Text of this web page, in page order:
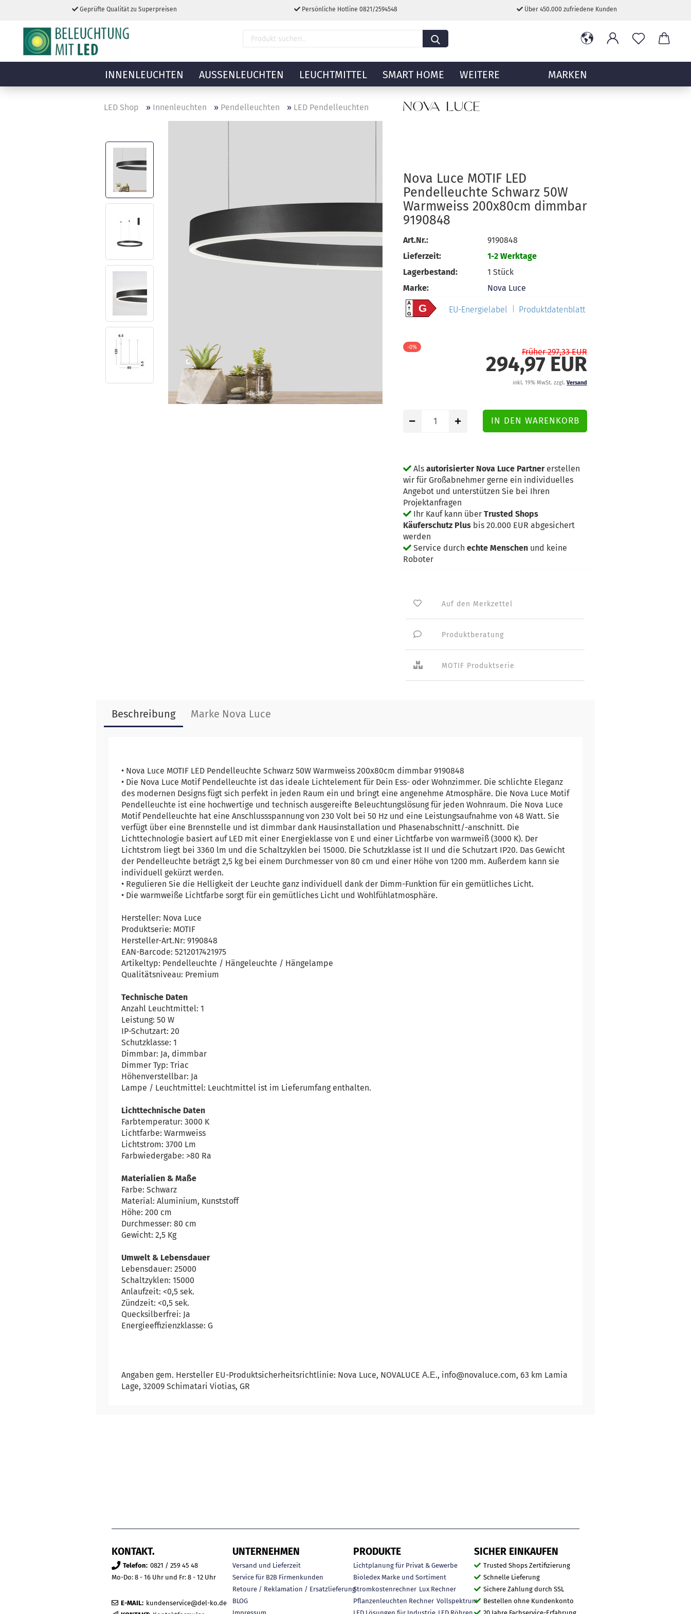
Geprüfte Qualität zu Superpreisen Persönliche Hotline 0821/2594548 Über 450.000 zufriedene Kunden
INNENLEUCHTEN AUSSENLEUCHTEN LEUCHTMITTEL SMART HOME MARKEN
WEITERE
LED Shop » Innenleuchten » Pendelleuchten » LED Pendelleuchten
Nova Luce MOTIF LED
Pendelleuchte Schwarz 50W
Warmweiss 200x80cm dimmbar
9190848
Art.Nr.:
9190848
Lieferzeit:
1-2 Werktage
Lagerbestand:
1Stück
Marke:
Nova Luce
A
GG EU-Energielabel Produktdatenblatt
-0% Früher 297,33 EUR
294,97 EUR
inkl. 19% MwSt. zzgl. Versand
Als autorisierter Nova Luce Partnererstellen
wir für Großabnehmer gerne ein individuelles
Angebot und unterstützen Sie bei Ihren
Projektanfragen
Ihr Kauf kann über Trusted Shops
Käuferschutz Plus bis 20.000 EUR abgesichert
werden
Service durch echte Menschen und keine
Roboter
Auf den Merkzettel
Produktberatung
MOTIF Produktserie
Beschreibung Marke Nova Luce
• Nova Luce MOTIF LED Pendelleuchte Schwarz 50W Warmweiss 200x80cm dimmbar 9190848
• Die Nova Luce Motif Pendelleuchte ist das ideale Lichtelement für Dein Ess- oder Wohnzimmer. Die schlichte Eleganz
des modernen Designs fügt sich perfekt in jeden Raum ein und bringt eine angenehme Atmosphäre. Die Nova Luce Motif
Pendelleuchte ist eine hochwertige und technisch ausgereifte Beleuchtungslösung für jeden Wohnraum. Die Nova Luce
Motif Pendelleuchte hat eine Anschlussspannung von 230 Volt bei 50 Hz und eine Leistungsaufnahme von 48 Watt. Sie
verfügt über eine Brennstelle und ist dimmbar dank Hausinstallation und Phasenabschnitt/-anschnitt. Die
Lichttechnologie basiert auf LED mit einer Energieklasse von E und einer Lichtfarbe von warmweiß (3000 K). Der
Lichtstrom liegt bei 3360 lm und die Schaltzyklen bei 15000. Die Schutzklasse ist II und die Schutzart IP20. Das Gewicht
der Pendelleuchte beträgt 2,5 kg bei einem Durchmesser von 80 cm und einer Höhe von 1200 mm. Außerdem kann sie
individuell gekürzt werden.
• Regulieren Sie die Helligkeit der Leuchte ganz individuell dank der Dimm-Funktion für ein gemütliches Licht.
• Die warmweiße Lichtfarbe sorgt für ein gemütliches Licht und Wohlfühlatmosphäre.
Hersteller: Nova Luce
Produktserie: MOTIF
Hersteller-Art.Nr: 9190848
EAN-Barcode: 5212017421975
Artikeltyp: Pendelleuchte / Hängeleuchte / Hängelampe
Qualitätsniveau: Premium
Technische Daten
Anzahl Leuchtmittel: 1
Leistung: 50 W
IP-Schutzart: 20
Schutzklasse: 1
Dimmbar: Ja, dimmbar
Dimmer Typ: Triac
Höhenverstellbar: Ja
Lampe / Leuchtmittel: Leuchtmittel ist im Lieferumfang enthalten.
Lichttechnische Daten
Farbtemperatur: 3000 K
Lichtfarbe: Warmweiss
Lichtstrom: 3700 Lm
Farbwiedergabe: >80 Ra
Materialien & Maße
Farbe: Schwarz
Material: Aluminium, Kunststoff
Höhe: 200 cm
Durchmesser: 80 cm
Gewicht: 2,5 Kg
Umwelt & Lebensdauer
Lebensdauer: 25000
Schaltzyklen: 15000
Anlaufzeit: <0,5 sek.
Zündzeit: <0,5 sek.
Quecksilberfrei: Ja
Energieeffizienzklasse: G
Angaben gem. Hersteller EU-Produktsicherheitsrichtlinie: Nova Luce, NOVALUCE Α.Ε., info@novaluce.com, 63 km Lamia
Lage, 32009 Schimatari Viotias, GR
KONTAKT.
Telefon: 0821 / 259 45 48
Mo-Do: 8 - 16 Uhr und Fr: 8 - 12 Uhr
E-MAIL: kundenservice@del-ko.de
UNTERNEHMEN
Versand und Lieferzeit
Service für B2B Firmenkunden
Retoure / Reklamation / Ersatzlieferung
BLOG
PRODUKTE
Lichtplanung für Privat & Gewerbe
Bioledex Marke und Sortiment
Stromkostenrechner Lux Rechner
Pflanzenleuchten Rechner Vollspektrum
SICHER EINKAUFEN
Trusted Shops Zertifizierung
Schnelle Lieferung
Sichere Zahlung durch SSL
Bestellen ohne Kundenkonto